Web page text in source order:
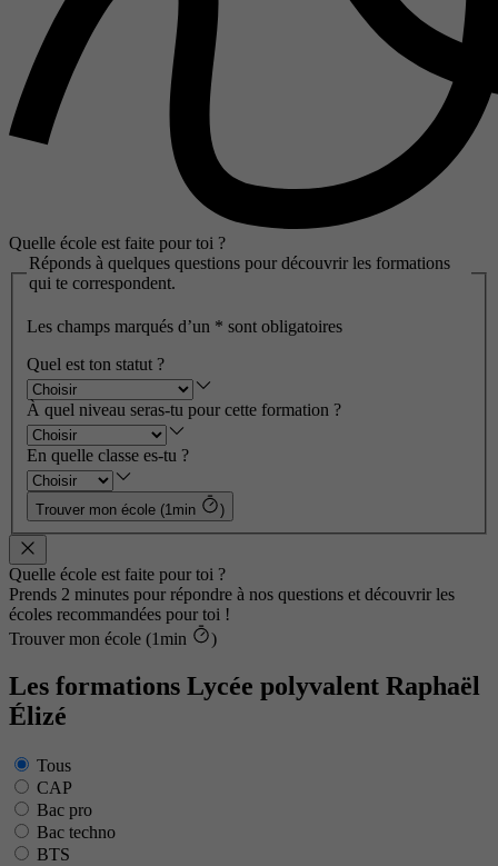
Quelle école est faite pour toi ?
Réponds à quelques questions pour découvrir les formations
qui te correspondent.
Les champs marqués d’un * sont obligatoires
Quel est ton statut ?
À quel niveau seras-tu pour cette formation ?
En quelle classe es-tu ?
Trouver mon école (1min )
Quelle école est faite pour toi ?
Prends 2 minutes pour répondre à nos questions et découvrir les
écoles recommandées pour toi !
Trouver mon école (1min
)
Les formations Lycée polyvalent Raphaël
Élizé
Tous
CAP
Bac pro
Bac techno
BTS